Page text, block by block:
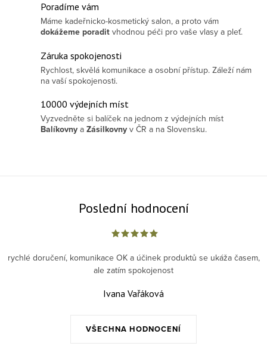
Poradíme vám
Máme kadeřnicko-kosmetický salon, a proto vám
dokážeme poradit vhodnou péči pro vaše vlasy a pleť.
Záruka spokojenosti
Rychlost, skvělá komunikace a osobní přístup. Záleží nám
na vaší spokojenosti.
10000 výdejních míst
Vyzvedněte si balíček na jednom z výdejních míst
Balíkovny a Zásilkovny v ČR a na Slovensku.
Poslední hodnocení
VŠECHNA HODNOCENÍ
rychlé doručení, komunikace OK a účinek produktů se ukáža časem,
ale zatím spokojenost
Ivana Vařáková